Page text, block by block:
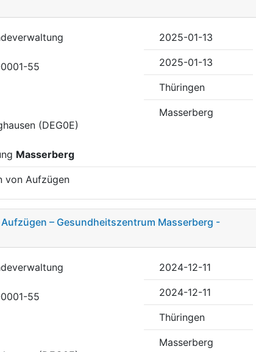
55
(DEG0E)
Masserberg
2025-01-13
2025-01-13
Thüringen
Masserberg
von Aufzügen
– Gesundheitszentrum Masserberg -
55
2024-12-11
2024-12-11
Thüringen
Masserberg